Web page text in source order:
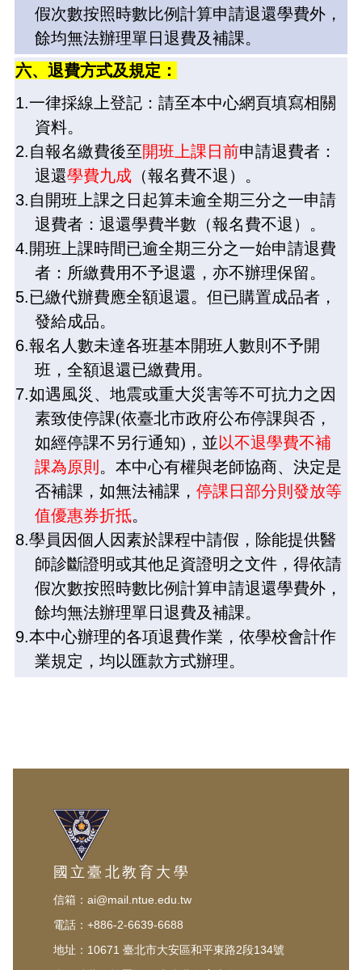
假次數按照時數比例計算申請退還學費外，
餘均無法辦理單日退費及補課。
六、退費方式及規定：
1.一律採線上登記：請至本中心網頁填寫相關
資料。
2.自報名繳費後至開班上課日前申請退費者：
退還學費九成 （報名費不退）。
3.自開班上課之日起算未逾全期三分之一申請
退費者：退還學費半數（報名費不退）。
4.開班上課時間已逾全期三分之一始申請退費
者：所繳費用不予退還，亦不辦理保留。
5.已繳代辦費應全額退還。但已購置成品者，
發給成品。
6.報名人數未達各班基本開班人數則不予開
班，全額退還已繳費用。
7.如遇風災、地震或重大災害等不可抗力之因
素致使停課(依臺北市政府公布停課與否，
如經停課不另行通知) ，並以不退學費不補
課為原則 。本中心有權與老師協商、決定是
否補課，如無法補課， 停課日部分則發放等
值優惠券折抵。
8.學員因個人因素於課程中請假，除能提供醫
師診斷證明或其他足資證明之文件，得依請
假次數按照時數比例計算申請退還學費外，
餘均無法辦理單日退費及補課。
9.本中心辦理的各項退費作業，依學校會計作
業規定，均以匯款方式辦理。
國立臺北教育大學
信箱：ai@mail.ntue.edu.tw
電話：+886-2-6639-6688
地址：10671 臺北市大安區和平東路2段134號